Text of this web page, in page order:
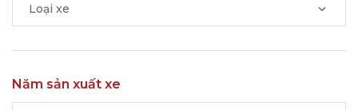
Loại xe
Năm sản xuất xe